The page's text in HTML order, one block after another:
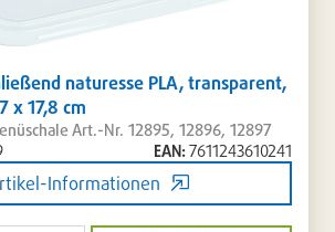
naturesse PLA, transparent,
x 17,8 cm
Art.-Nr. 12895, 12896, 12897
EAN:7611243610241
Informationen